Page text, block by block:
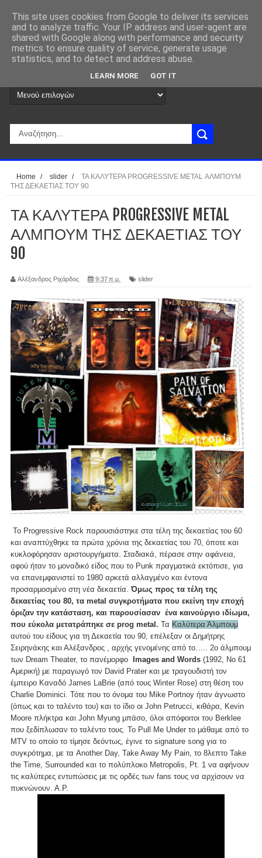
Home / slider /
ΤΑ ΚΑΛΥΤΕΡΑ PROGRESSIVE METAL ΑΛΜΠΟΥΜ
ΤΗΣ ΔΕΚΑΕΤΙΑΣ ΤΟΥ 90
ΤΑ ΚΑΛΥΤΕΡΑ PROGRESSIVE METAL
ΑΛΜΠΟΥΜ ΤΗΣ ΔΕΚΑΕΤΙΑΣ ΤΟΥ
90
Αλέξανδρος Ριχάρδος 9:37 π.μ. slider
To Progressive Rock παρουσιάστηκε στα τέλη της δεκαετίας του 60
και αναπτύχθηκε τα πρώτα χρόνια της δεκαετίας του 70, όποτε και
κυκλοφόρησαν αριστουργήματα. Σταδιακά, πέρασε στην αφάνεια,
αφού ήταν το μοναδικό είδος που το Punk πραγματικά εκτόπισε, για
να επανεμφανιστεί το 1980 αρκετά αλλαγμένο και έντονα
προσαρμοσμένο στη νέα δεκαετία.Όμως προς τα τέλη της
δεκαετίας του 80, τα metal συγκροτήματα που εκείνη την εποχή
όριζαν την κατάσταση, και παρουσίασαν ένα καινούργιο ιδίωμα,
που εύκολα μετατράπηκε σε prog metal. Τα Καλύτερα Άλμπουμ
αυτού του είδους για τη Δεκαετία του 90, επέλεξαν οι Δημήτρης
Σειρηνάκης και Αλέξανδρος , αρχής γενομένης από το….. 2ο άλμπουμ
των Dream Theater, το πανέμορφο
Images and Words (1992, No 61
Aμερική) με παραγωγό τον David Prater και με τραγουδιστή τον
έμπειρο Καναδό James LaBrie (από τους Winter Rose) στη θέση του
Charlie Dominici. Τότε που το όνομα του Mike Portnoy ήταν άγνωστο
(όπως και το ταλέντο του) και το ίδιο οι John Petrucci, κιθάρα, Kevin
Moore πλήκτρα και John Myung μπάσο, όλοι απόφοιτοι του Berklee
που ξεδίπλωσαν το ταλέντο τους. Το Pull Me Under το μάθαμε από το
MTV το οποίο το τίμησε δεόντως, έγινε το signature song για το
συγκρότημα, με τα Another Day, Take Away My Pain, το 8λεπτο Take
the Time, Surrounded και το πολύπλοκο Metropolis, Pt. 1 να αφήνουν
τις καλύτερες εντυπώσεις με τις ορδές των fans τους να αρχίσουν να
πυκνώνουν. Α.Ρ.
This site uses cookies from Google to deliver its services
and to analyze traffic. Your IP address and user-agent are
shared with Google along with performance and security
metrics to ensure quality of service, generate usage
statistics, and to detect and address abuse.
LEARN MORE GOT IT